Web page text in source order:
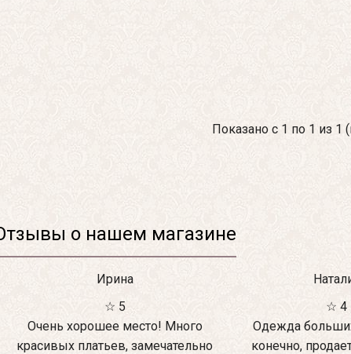
Показано с 1 по 1 из 1
о нашем магазине
Ирина
☆ 5
Очень хорошее место! Много
красивых платьев, замечательно
☆ 4
Одежда
конечно,